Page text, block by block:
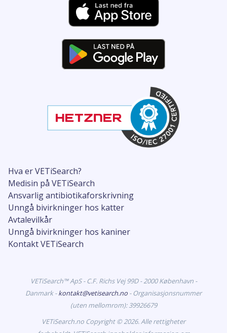
Hva er VETiSearch?
Medisin på VETiSearch
Ansvarlig antibiotikaforskrivning
Unngå bivirkninger hos katter
Avtalevilkår
Unngå bivirkninger hos kaniner
Kontakt VETiSearch
VETiSearch™ ApS - C.F. Richs Vej 99D - 2000 København -
Danmark -kontakt@vetisearch.no - Organisasjonsnummer
(uten mellomrom): 39926679
VETiSearch.no Copyright © 2026. Alle rettigheter